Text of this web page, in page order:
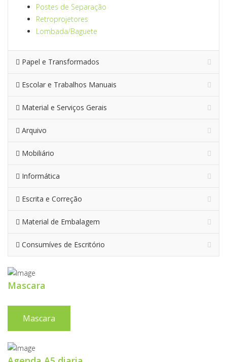
Postes de Separação
Retroprojetores
Lombada/Baguete
Papel e Transformados
Escolar e Trabalhos Manuais
Material e Serviços Gerais
Arquivo
Mobiliário
Informática
Escrita e Correção
Material de Embalagem
Consumíves de Escritório
Mascara
Mascara